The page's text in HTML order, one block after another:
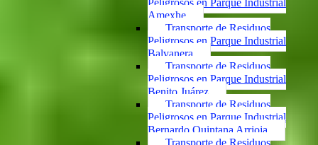
Peligrosos en Parque Industrial
Amexhe
Transporte de Residuos
Peligrosos en Parque Industrial
Balvanera
Transporte de Residuos
Peligrosos en Parque Industrial
Benito Juárez
Transporte de Residuos
Peligrosos en Parque Industrial
Bernardo Quintana Arrioja
Transporte de Residuos